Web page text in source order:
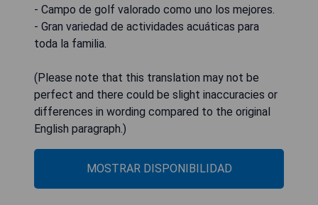
- Campo de golf valorado como uno los mejores.
- Gran variedad de actividades acuáticas para
toda la familia.
(Please note that this translation may not be
perfect and there could be slight inaccuracies or
differences in wording compared to the original
English paragraph.)
MOSTRAR DISPONIBILIDAD